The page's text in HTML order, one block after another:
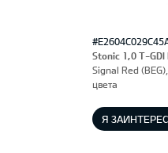
Stonic 1,0 T-GDI
Signal Red
цвета
Я